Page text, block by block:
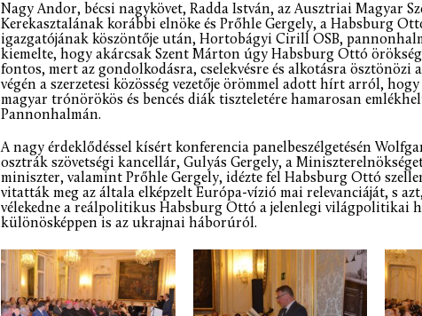
Nagy Andor, bécsi nagykövet, Radda István, az Ausztriai Magyar
Kerekasztalának korábbi elnöke és Prőhle Gergely, a Habsburg
igazgatójának köszöntője után, Hortobágyi Cirill OSB,
kiemelte, hogy akárcsak Szent Márton úgy Habsburg Ottó
fontos, mert az gondolkodásra, cselekvésre és alkotásra ösztönözi
végén a szerzetesi közösség vezetője örömmel adott hírt arról,
magyar trónörökös és bencés diák tiszteletére hamarosan
Pannonhalmán.
A nagy érdeklődéssel kísért konferencia panelbeszélgetésén
osztrák szövetségi kancellár, Gulyás Gergely, a
miniszter, valamint Prőhle Gergely, idézte fel Habsburg Ottó
vitatták meg az általa elképzelt Európa-vízió mai relevanciáját, s
vélekedne a reálpolitikus Habsburg Ottó a jelenlegi világpolitikai
különösképpen is az ukrajnai háborúról.